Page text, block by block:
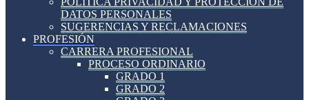
DATOS PERSONALES
SUGERENCIAS Y RECLAMACIONES
PROFESIÓN
CARRERA PROFESIONAL
PROCESO ORDINARIO
GRADO 1
GRADO 2